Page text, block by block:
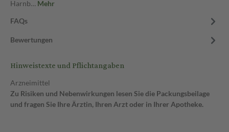
Harnb… Mehr
FAQs
Bewertungen
Hinweistexte und Pflichtangaben
Arzneimittel
Zu Risiken und Nebenwirkungen lesen Sie die Packungsbeilage
und fragen Sie Ihre Ärztin, Ihren Arzt oder in Ihrer Apotheke.